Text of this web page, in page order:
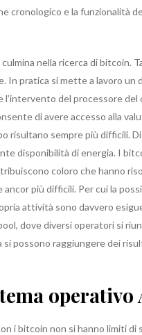
cronologico e la funzionalità
nella ricerca di bitcoin.
In pratica si mette a lavoro un
l’intervento del processore
di avere accesso alla
risultano sempre più difficili.
disponibilità di energia. I
coloro che hanno
più difficili. Per cui la
attività sono davvero
dove diversi operatori si
si possono raggiungere dei
operativo
i bitcoin non si hanno limiti di